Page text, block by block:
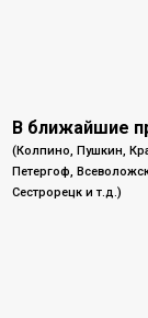
В ближайшие
(Колпино, Пушкин,
Петергоф,
Сестрорецк и т.д.)